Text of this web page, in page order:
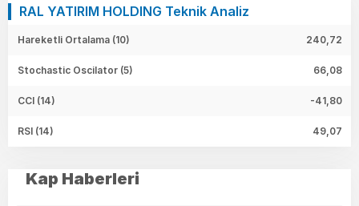
RAL YATIRIM HOLDING Teknik Analiz
Hareketli Ortalama (10) 240,72
Stochastic Oscilator (5) 66,08
CCI (14) -41,80
RSI (14) 49,07
Kap Haberleri